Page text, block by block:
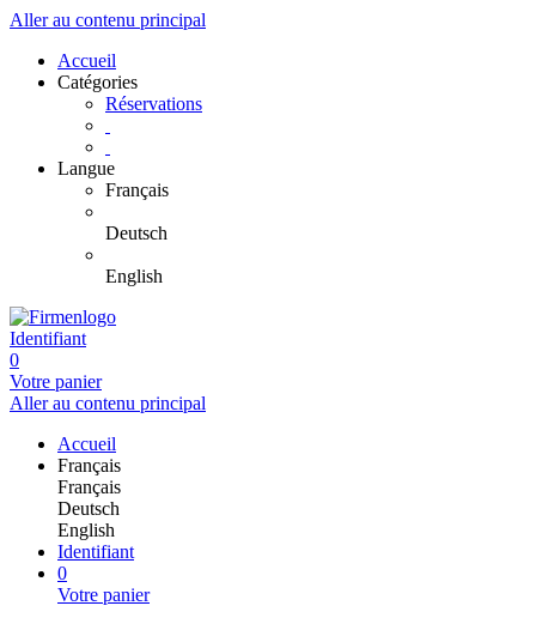
Aller au contenu principal
Accueil
Catégories
Réservations
Langue
Français
Deutsch
English
Identifiant
0
Votre panier
Aller au contenu principal
Accueil
Français
Français
Deutsch
English
Identifiant
0
Votre panier